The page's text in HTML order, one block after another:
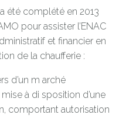
été complété en 2013
pour assister l’ENAC
et financier en
de la chaufferie :
d’un m arché
à di sposition d’une
comportant autorisation